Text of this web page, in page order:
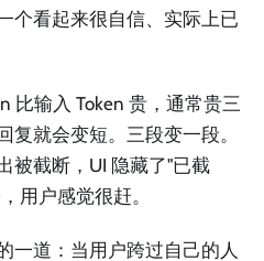
个看起来很自信、实际上已
比输入 Token 贵，通常贵三
复就会变短。三段变一段。
被截断，UI 隐藏了"已截
用户感觉很赶。
一道：当用户跨过自己的人